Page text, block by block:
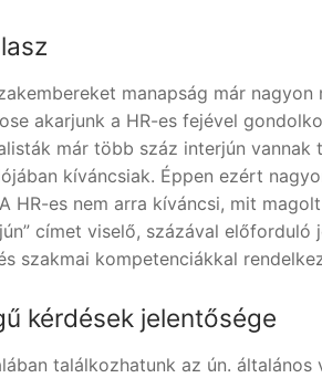
manapság már nagyon
akarjunk a HR-es fejével
már több száz interjún
kíváncsiak. Éppen ezért
HR-es nem arra kíváncsi, mit
címet viselő, százával
szakmai kompetenciákkal
kérdések jelentősége
találkozhatunk az ún. általános